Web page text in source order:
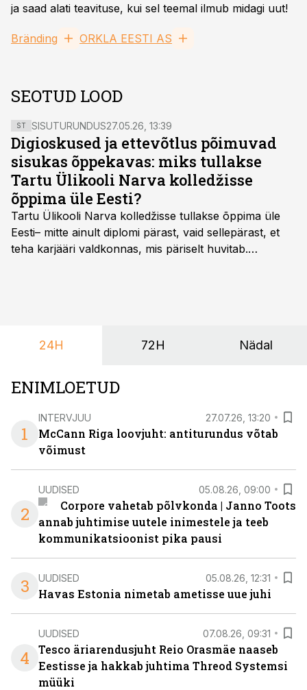
ja saad alati teavituse, kui sel teemal ilmub midagi uut!
Bränding ORKLA EESTI AS
SEOTUD LOOD
ST SISUTURUNDUS27.05.26, 13:39
Digioskused ja ettevõtlus põimuvad
sisukas õppekavas: miks tullakse
Tartu Ülikooli Narva kolledžisse
õppima üle Eesti?
Tartu Ülikooli Narva kolledžisse tullakse õppima üle
Eesti– mitte ainult diplomi pärast, vaid sellepärast, et
teha karjääri valdkonnas, mis päriselt huvitab.
24H 72H Nädal
ENIMLOETUD
1
INTERVJUU 27.07.26, 13:20
McCann Riga loovjuht: antiturundus võtab
võimust
2
UUDISED 05.08.26, 09:00
Corpore vahetab põlvkonda | Janno Toots
annab juhtimise uutele inimestele ja teeb
kommunikatsioonist pika pausi
3 UUDISED 05.08.26, 12:31
Havas Estonia nimetab ametisse uue juhi
4
UUDISED 07.08.26, 09:31
Tesco äriarendusjuht Reio Orasmäe naaseb
Eestisse ja hakkab juhtima Threod Systemsi
müüki